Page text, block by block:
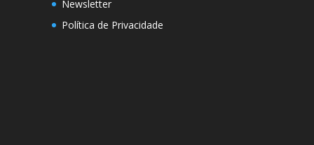
Newsletter
Política de Privacidade